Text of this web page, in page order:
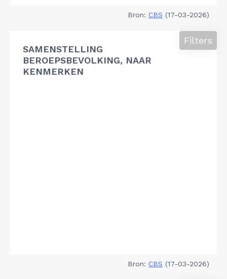
Bron: CBS (17-03-2026)
SAMENSTELLING
BEROEPSBEVOLKING, NAAR
KENMERKEN
Filters
Bron: CBS (17-03-2026)